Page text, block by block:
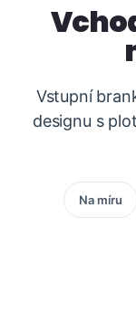
Vstupní
designu s
Na míru